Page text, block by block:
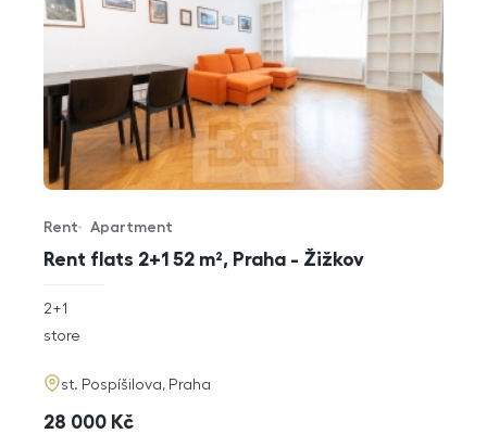
Rent flats 2+1 52 m², Praha - Žižkov
Offer type
Rent
Property type
Apartment
rozměry
2+1
funkce
store
adresa
st. Pospíšilova, Praha
cena
28 000 Kč